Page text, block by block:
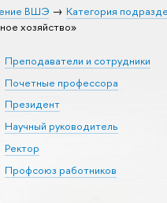
ВШЭ
Категория
хозяйство»
Преподаватели и сотрудники
Почетные профессора
Президент
Научный руководитель
Ректор
Профсоюз работников